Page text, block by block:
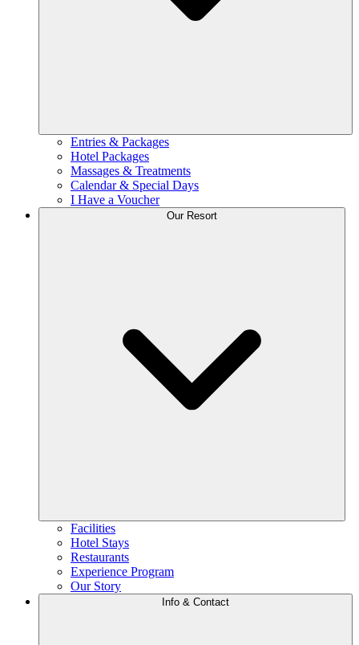
Entries & Packages
Hotel Packages
Massages & Treatments
Calendar & Special Days
I Have a Voucher
Our Resort
Facilities
Hotel Stays
Restaurants
Experience Program
Our Story
Info & Contact